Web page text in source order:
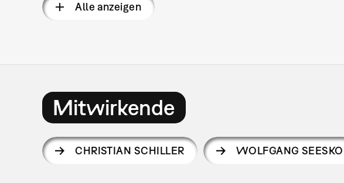
Alle anzeigen
Mitwirkende
CHRISTIAN SCHILLER WOLFGANG SEESKO